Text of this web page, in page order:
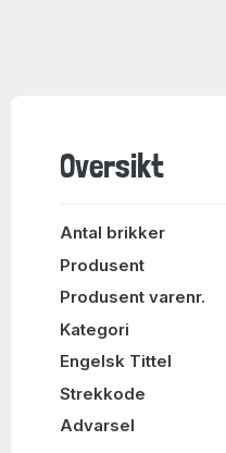
Oversikt
Antal brikker
Produsent
Produsent varenr.
Kategori
Engelsk Tittel
Strekkode
Advarsel